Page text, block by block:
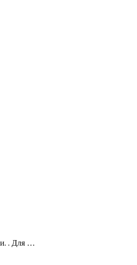
. Для …